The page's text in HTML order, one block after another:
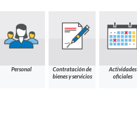
Personal
Contratación de
bienes y servicios
Actividades
oficiales